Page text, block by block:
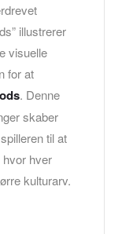
illustrerer
visuelle
for at
. Denne
skaber
til at
hver
kulturarv.